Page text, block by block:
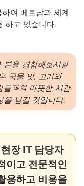
여 베트남과 세계
하고 있습니다.
분을 경험해보시길
국물 맛, 고기와
들과의 따뜻한 시간
을 남길 것입니다.
장 IT 담당자
이고 전문적인
용하고 비용을